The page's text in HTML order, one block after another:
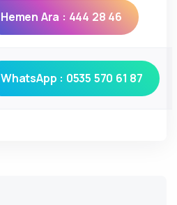
Hemen Ara : 444 28 46
WhatsApp : 0535 570 61 87